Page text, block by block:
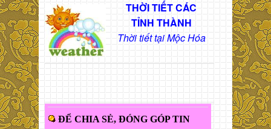
THỜI TIẾT CÁC
TỈNH THÀNH
Thời tiết tại Mộc Hóa
ĐỂ CHIA SẺ, ĐÓNG GÓP TIN